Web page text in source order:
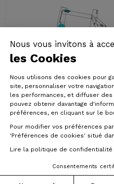
Nous vous invitons à
les Cookies
Nous utilisons des cookies pour
site, personnaliser votre
les performances, et diffuser
pouvez obtenir davantage
préférences, en cliquant sur le
Pour modifier vos préférences
'Préférences de cookies' situé
Lire la politique de confidentialité
Consentements
Mahle X30
We decided to
a Mahle X30
torque. One of the